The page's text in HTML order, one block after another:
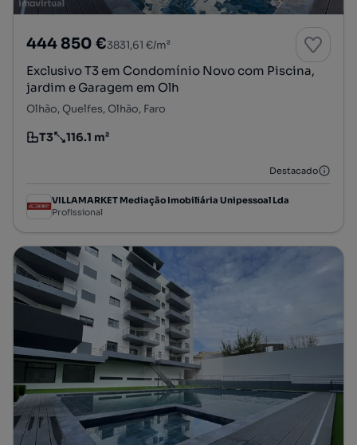
444 850 €3831,61 €/m²
Exclusivo T3 em Condomínio Novo com Piscina,
jardim e Garagem em Olh
Olhão, Quelfes, Olhão, Faro
Tipologia
T3
Preço por metro quadrado
116.1 m²
Destacado
VILLAMARKET Mediação Imobiliária Unipessoal Lda
Profissional